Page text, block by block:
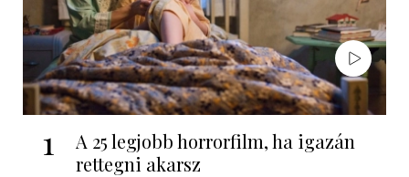
1
A 25 legjobb horrorfilm, ha igazán
rettegni akarsz